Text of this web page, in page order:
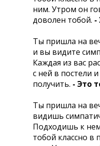
ним. Утром он
доволен тобой. -
Ты пришла на
и вы видите
Каждая из вас
с ней в постели
получить. - Это
Ты пришла на
видишь
Подходишь к
тобой классно в